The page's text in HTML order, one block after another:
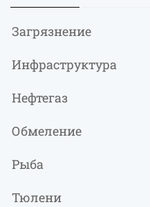
Загрязнение
Инфраструктура
Нефтегаз
Обмеление
Рыба
Тюлени